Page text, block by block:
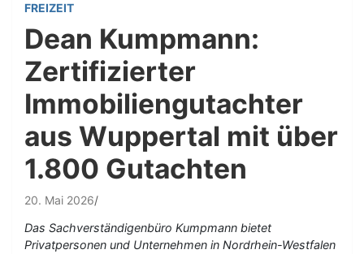
FREIZEIT
Dean Kumpmann:
Zertifizierter
Immobiliengutachter
aus Wuppertal mit über
1.800 Gutachten
20. Mai 2026
Das Sachverständigenbüro Kumpmann bietet
Privatpersonen und Unternehmen in Nordrhein-Westfalen